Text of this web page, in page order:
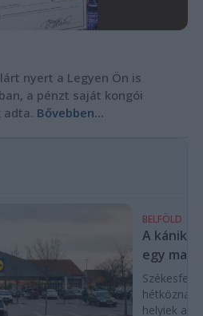
nyert a Legyen Ön is
a pénzt saját kongói
Bővebben...
BELFÖLD
A
egy
hétköznap
helyiek a